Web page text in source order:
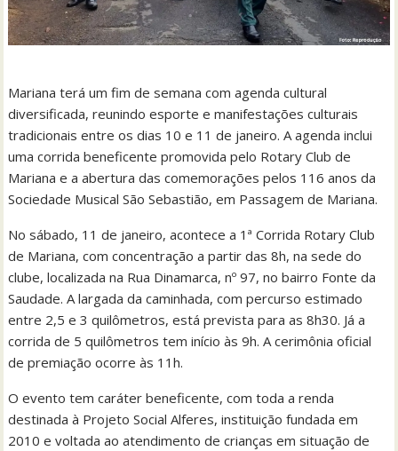
Mariana terá um fim de semana com agenda cultural
diversificada, reunindo esporte e manifestações culturais
tradicionais entre os dias 10 e 11 de janeiro. A agenda inclui
uma corrida beneficente promovida pelo Rotary Club de
Mariana e a abertura das comemorações pelos 116 anos da
Sociedade Musical São Sebastião, em Passagem de Mariana.
No sábado, 11 de janeiro, acontece a 1ª Corrida Rotary Club
de Mariana, com concentração a partir das 8h, na sede do
clube, localizada na Rua Dinamarca, nº 97, no bairro Fonte da
Saudade. A largada da caminhada, com percurso estimado
entre 2,5 e 3 quilômetros, está prevista para as 8h30. Já a
corrida de 5 quilômetros tem início às 9h. A cerimônia oficial
de premiação ocorre às 11h.
O evento tem caráter beneficente, com toda a renda
destinada à Projeto Social Alferes, instituição fundada em
2010 e voltada ao atendimento de crianças em situação de